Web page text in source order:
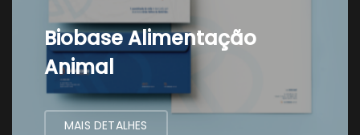
Biobase Alimentação
Animal
MAIS DETALHES